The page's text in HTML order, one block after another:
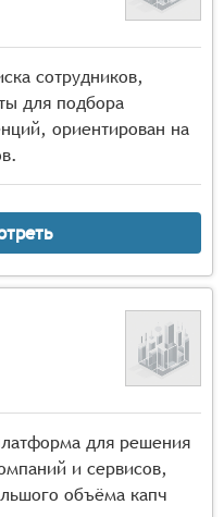
сотрудников,
для подбора
ориентирован на
для решения
и сервисов,
объёма капч